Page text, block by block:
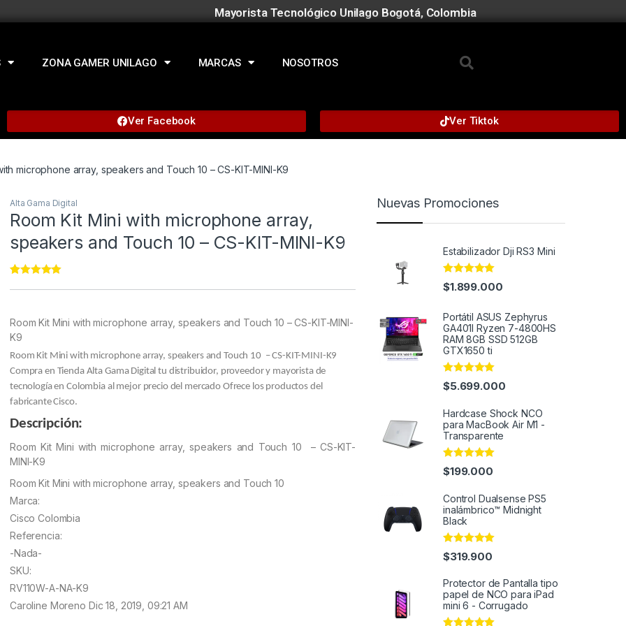
Mayorista Tecnológico Unilago Bogotá, Colombia
ZONA GAMER UNILAGO MARCAS NOSOTROS
Ver Facebook Ver Tiktok
microphone array, speakers and Touch 10 – CS-KIT-MINI-K9
Alta Gama Digital
Room Kit Mini with microphone array,
speakers and Touch 10 – CS-KIT-MINI-K9
ratings
Room Kit Mini with microphone array, speakers and Touch 10 – CS-KIT-MINI-
K9
Room Kit Mini with microphone array, speakers and Touch 10 – CS-KIT-MINI-K9
Compra en Tienda Alta Gama Digital tu distribuidor, proveedor y mayorista de
tecnología en Colombia al mejor precio del mercado Ofrece los productos del
fabricante Cisco.
Descripción:
Room Kit Mini with microphone array, speakers and Touch 10 – CS-KIT-
MINI-K9
Room Kit Mini with microphone array, speakers and Touch 10
Marca:
Cisco Colombia
Referencia:
-Nada-
SKU:
RV110W-A-NA-K9
Caroline Moreno Dic 18, 2019, 09:21 AM
Nuevas Promociones
Estabilizador Dji RS3 Mini
Rated4.95
out of 5
$1.899.000
Portátil ASUS Zephyrus
GA401I Ryzen 7-4800HS
RAM 8GB SSD 512GB
GTX1650 ti
Rated5.00
out of 5
$5.699.000
Hardcase Shock NCO
para MacBook Air M1 -
Transparente
Rated 4.93
out of 5
$199.000
Control Dualsense PS5
inalámbrico™ Midnight
Black
Rated 4.91
out of 5
$319.900
Protector de Pantalla tipo
papel de NCO para iPad
mini 6 - Corrugado